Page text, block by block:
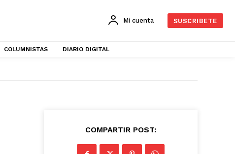
Mi cuenta SUSCRIBETE
COLUMNISTAS DIARIO DIGITAL
COMPARTIR POST: